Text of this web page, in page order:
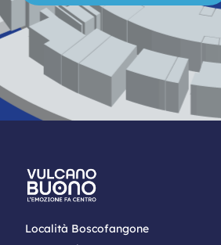
Località Boscofangone